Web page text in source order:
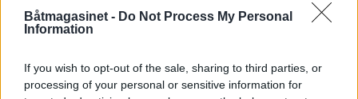
Båtmagasinet - Do Not Process My Personal
Information
If you wish to opt-out of the sale, sharing to third parties, or
processing of your personal or sensitive information for
2. Polering og rubbing: Finn
frem glansen